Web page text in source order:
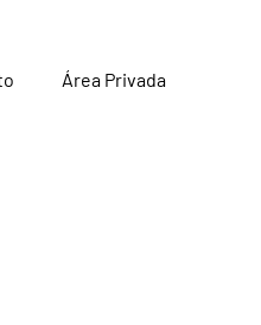
Área Privada